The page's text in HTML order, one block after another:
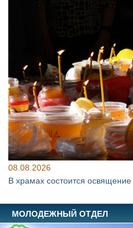
08.08.2026
В храмах состоится
МОЛОДЕЖНЫЙ ОТДЕЛ